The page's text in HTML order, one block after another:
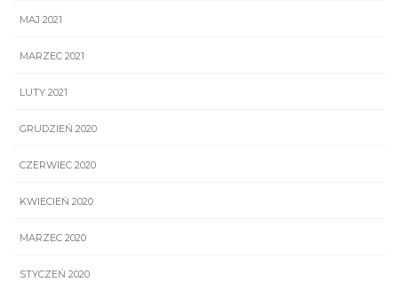
MAJ 2021
MARZEC 2021
LUTY 2021
GRUDZIEŃ 2020
CZERWIEC 2020
KWIECIEŃ 2020
MARZEC 2020
STYCZEŃ 2020